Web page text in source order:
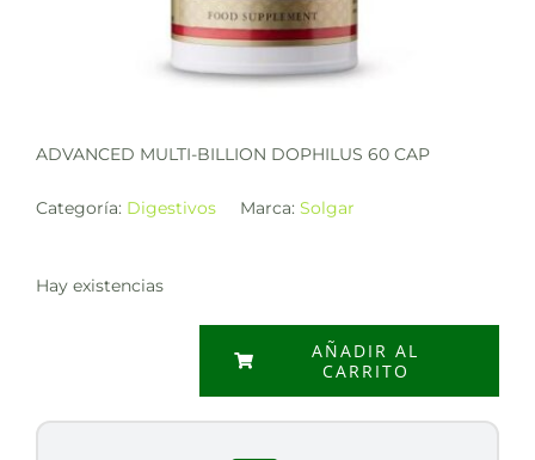
ADVANCED MULTI-BILLION DOPHILUS 60 CAP
Categoría: Digestivos Marca: Solgar
Hay existencias
AÑADIR AL
CARRITO